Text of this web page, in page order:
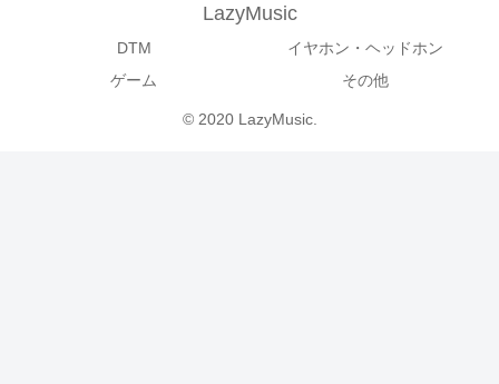
LazyMusic
DTM
イヤホン・ヘッドホン
ゲーム
その他
© 2020 LazyMusic.